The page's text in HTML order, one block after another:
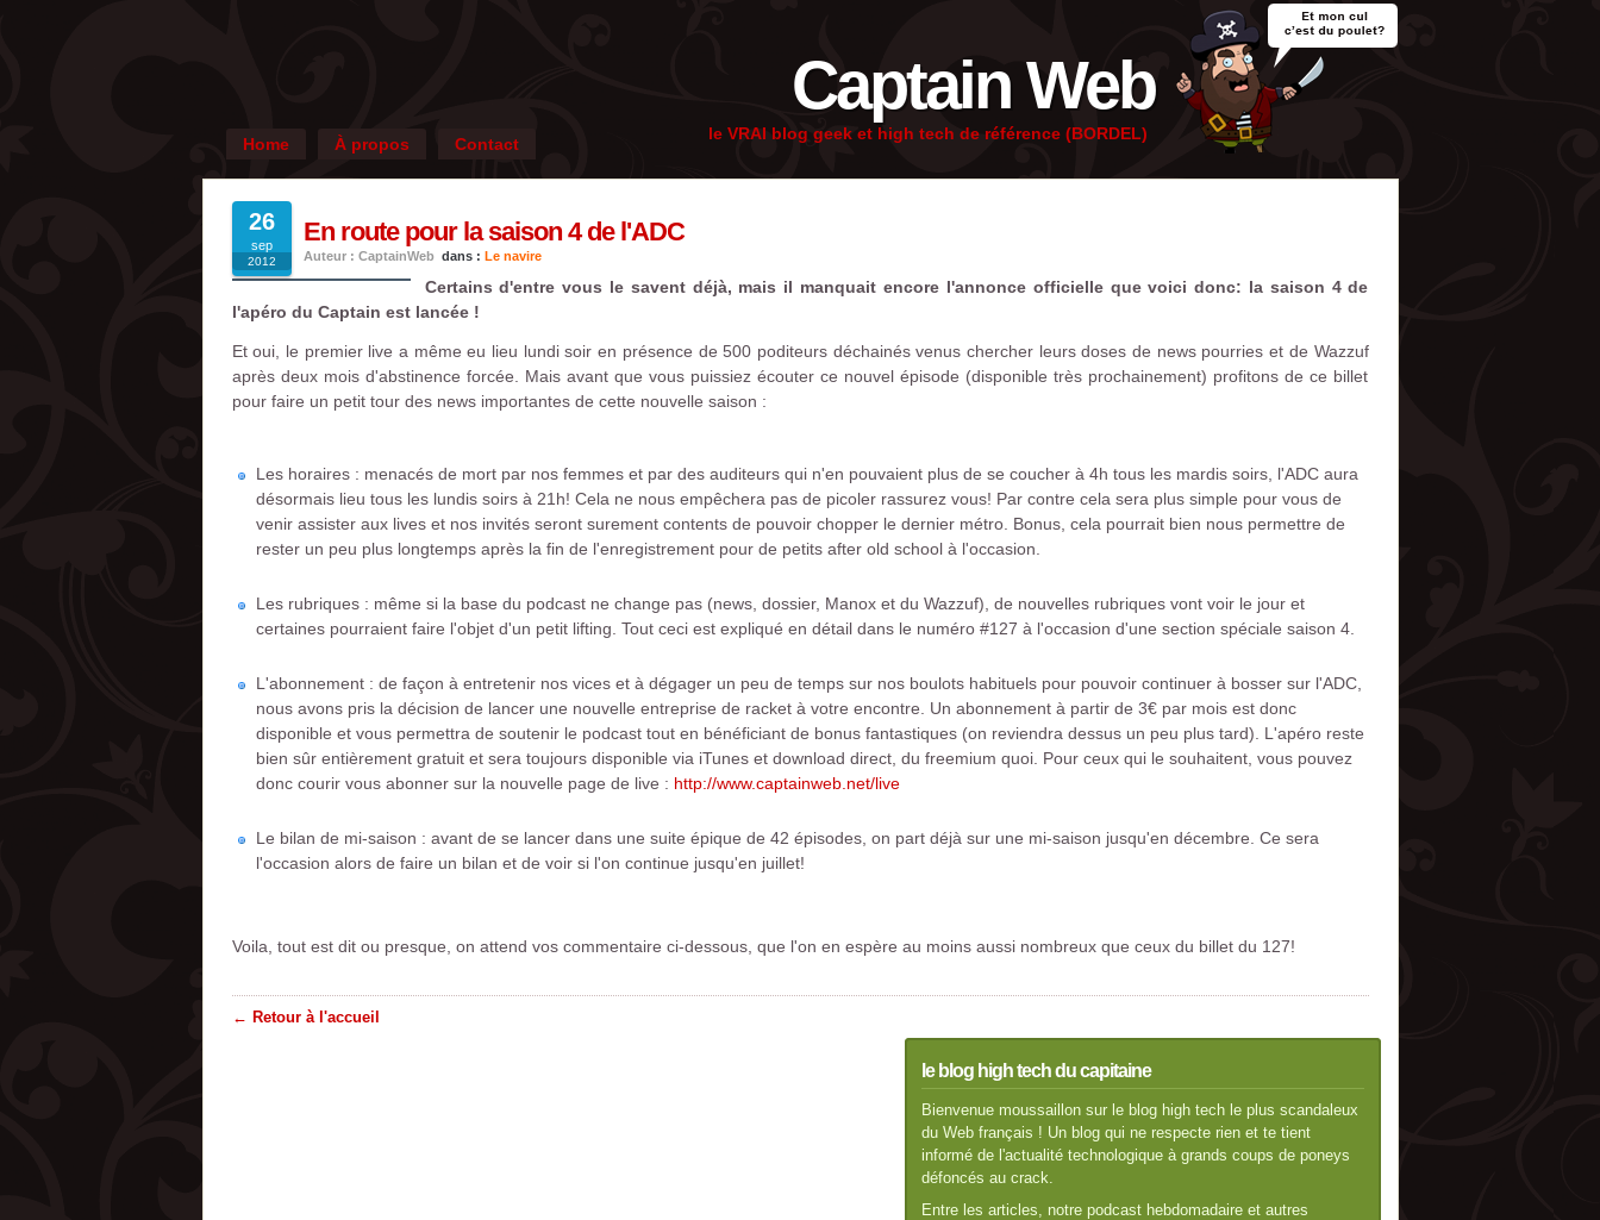
Captain Web
le VRAI blog geek et high tech de référence (BORDEL)
Home À propos Contact
26
sep
2012
En route pour la saison 4 de l'ADC
Auteur : CaptainWeb dans : Le navire
Certains d'entre vous le savent déjà, mais il manquait encore l'annonce officielle que voici donc: la saison 4 de
l'apéro du Captain est lancée !
Et oui, le premier live a même eu lieu lundi soir en présence de 500 poditeurs déchainés venus chercher leurs doses de news pourries et de Wazzuf
après deux mois d'abstinence forcée. Mais avant que vous puissiez écouter ce nouvel épisode (disponible très prochainement) profitons de ce billet
pour faire un petit tour des news importantes de cette nouvelle saison :
Les horaires : menacés de mort par nos femmes et par des auditeurs qui n'en pouvaient plus de se coucher à 4h tous les mardis soirs, l'ADC aura
désormais lieu tous les lundis soirs à 21h! Cela ne nous empêchera pas de picoler rassurez vous! Par contre cela sera plus simple pour vous de
venir assister aux lives et nos invités seront surement contents de pouvoir chopper le dernier métro. Bonus, cela pourrait bien nous permettre de
rester un peu plus longtemps après la fin de l'enregistrement pour de petits after old school à l'occasion.
Les rubriques : même si la base du podcast ne change pas (news, dossier, Manox et du Wazzuf), de nouvelles rubriques vont voir le jour et
certaines pourraient faire l'objet d'un petit lifting. Tout ceci est expliqué en détail dans le numéro #127 à l'occasion d'une section spéciale saison 4.
L'abonnement : de façon à entretenir nos vices et à dégager un peu de temps sur nos boulots habituels pour pouvoir continuer à bosser sur l'ADC,
nous avons pris la décision de lancer une nouvelle entreprise de racket à votre encontre. Un abonnement à partir de 3€ par mois est donc
disponible et vous permettra de soutenir le podcast tout en bénéficiant de bonus fantastiques (on reviendra dessus un peu plus tard). L'apéro reste
bien sûr entièrement gratuit et sera toujours disponible via iTunes et download direct, du freemium quoi. Pour ceux qui le souhaitent, vous pouvez
donc courir vous abonner sur la nouvelle page de live : http://www.captainweb.net/live
Le bilan de mi-saison : avant de se lancer dans une suite épique de 42 épisodes, on part déjà sur une mi-saison jusqu'en décembre. Ce sera
l'occasion alors de faire un bilan et de voir si l'on continue jusqu'en juillet!
Voila, tout est dit ou presque, on attend vos commentaire ci-dessous, que l'on en espère au moins aussi nombreux que ceux du billet du 127!
← Retour à l'accueil
le blog high tech du capitaine
Bienvenue moussaillon sur le blog high tech le plus scandaleux
du Web français ! Un blog qui ne respecte rien et te tient
informé de l'actualité technologique à grands coups de poneys
défoncés au crack.
Entre les articles, notre podcast hebdomadaire et autres